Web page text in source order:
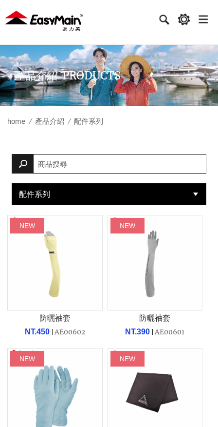
衣
力
美
實
業產品介紹 PRODUCTS
home 產品介紹 配件系列
配件系列
NEW
防曬袖套
NT.450 AE00602
NEW
防曬袖套
NT.390 AE00601
NEW NEW